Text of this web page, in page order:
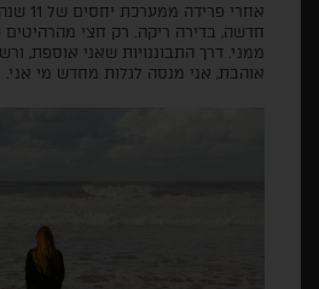
אחרי
חדשה, בדירה ריקה. רק חצי מהרהיטים
ממני. דרך התבוננויות שאני אוספת,
אוהבת, אני מנסה לגלות מחדש מי אני.